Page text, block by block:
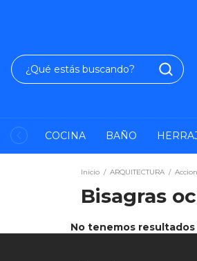
COCINA BAÑO
Inicio / ARQUITECTURA /
Bisagras
No tenemos